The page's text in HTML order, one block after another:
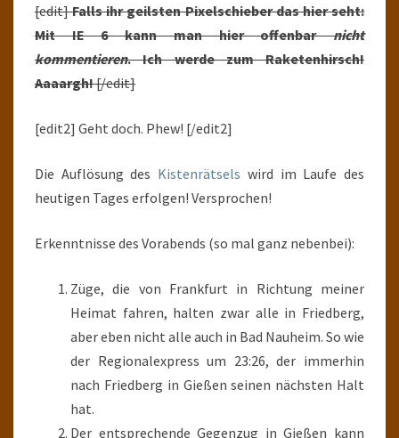
[edit]Falls ihr geilsten Pixelschieber das hier seht:
Mit IE 6 kann man hier offenbarnicht
kommentieren. Ich werde zum Raketenhirsch!
Aaaargh![/edit]
[edit2] Geht doch. Phew! [/edit2]
Die Auflösung des Kistenrätsels wird im Laufe des
heutigen Tages erfolgen! Versprochen!
Erkenntnisse des Vorabends (so mal ganz nebenbei):
Züge, die von Frankfurt in Richtung meiner
Heimat fahren, halten zwar alle in Friedberg,
aber eben nicht alle auch in Bad Nauheim. So wie
der Regionalexpress um 23:26, der immerhin
nach Friedberg in Gießen seinen nächsten Halt
hat.
Der entsprechende Gegenzug in Gießen kann